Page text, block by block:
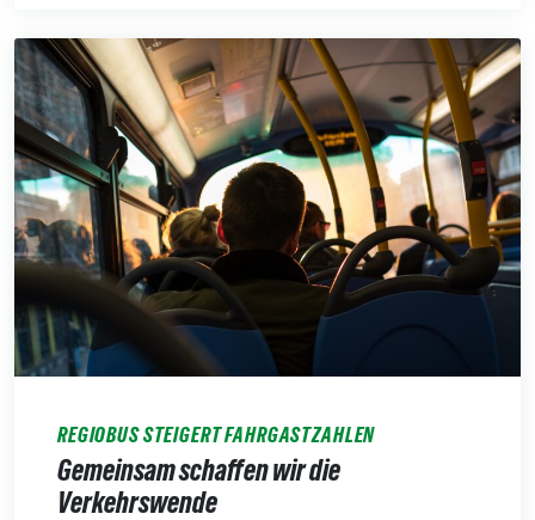
REGIOBUS STEIGERT FAHRGASTZAHLEN
Gemeinsam schaffen wir die
Verkehrswende